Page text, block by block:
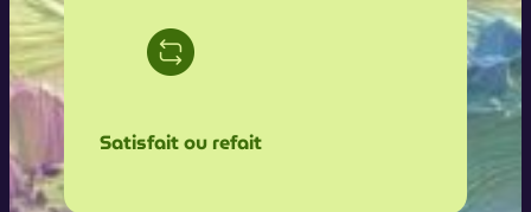
Satisfait ou refait